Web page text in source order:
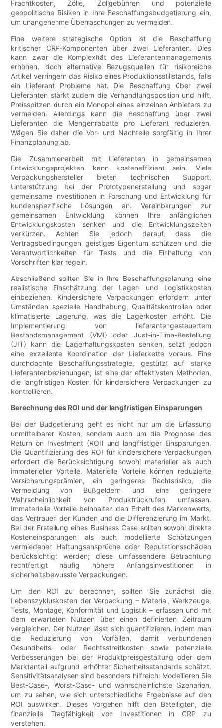
Frachtkosten, Zölle, Zollgebühren und potenzielle
geopolitische Risiken in Ihre Beschaffungsbudgetierung ein,
um unangenehme Überraschungen zu vermeiden.
Eine weitere strategische Option ist die Beschaffung
kritischer CRP-Komponenten über zwei Lieferanten. Dies
kann zwar die Komplexität des Lieferantenmanagements
erhöhen, doch alternative Bezugsquellen für risikoreiche
Artikel verringern das Risiko eines Produktionsstillstands, falls
ein Lieferant Probleme hat. Die Beschaffung über zwei
Lieferanten stärkt zudem die Verhandlungsposition und hilft,
Preisspitzen durch ein Monopol eines einzelnen Anbieters zu
vermeiden. Allerdings kann die Beschaffung über zwei
Lieferanten die Mengenrabatte pro Lieferant reduzieren.
Wägen Sie daher die Vor- und Nachteile sorgfältig in Ihrer
Finanzplanung ab.
Die Zusammenarbeit mit Lieferanten in gemeinsamen
Entwicklungsprojekten kann kosteneffizient sein. Viele
Verpackungshersteller bieten technischen Support,
Unterstützung bei der Prototypenerstellung und sogar
gemeinsame Investitionen in Forschung und Entwicklung für
kundenspezifische Lösungen an. Vereinbarungen zur
gemeinsamen Entwicklung können Ihre anfänglichen
Entwicklungskosten senken und die Entwicklungszeiten
verkürzen. Achten Sie jedoch darauf, dass die
Vertragsbedingungen geistiges Eigentum schützen und die
Verantwortlichkeiten für Tests und die Einhaltung von
Vorschriften klar regeln.
Abschließend sollten Sie in Ihre Beschaffungsplanung eine
realistische Einschätzung der Lager- und Logistikkosten
einbeziehen. Kindersichere Verpackungen erfordern unter
Umständen spezielle Handhabung, Qualitätskontrollen oder
klimatisierte Lagerung, was die Lagerkosten erhöht. Die
Implementierung von lieferantengesteuertem
Bestandsmanagement (VMI) oder Just-in-Time-Bestellung
(JIT) kann die Lagerhaltungskosten senken, setzt jedoch
eine exzellente Koordination der Lieferkette voraus. Eine
durchdachte Beschaffungsstrategie, gestützt auf starke
Lieferantenbeziehungen, ist eine der effektivsten Methoden,
die langfristigen Kosten für kindersichere Verpackungen zu
kontrollieren.
Berechnung des ROI und der langfristigen Einsparungen
Bei der Budgetierung geht es nicht nur um die Erfassung
unmittelbarer Kosten, sondern auch um die Prognose des
Return on Investment (ROI) und langfristiger Einsparungen.
Die Quantifizierung des ROI für kindersichere Verpackungen
erfordert die Berücksichtigung sowohl materieller als auch
immaterieller Vorteile. Materielle Vorteile können reduzierte
Versicherungsprämien, ein geringeres Rechtsrisiko, die
Vermeidung von Bußgeldern und eine geringere
Wahrscheinlichkeit von Produktrückrufen umfassen.
Immaterielle Vorteile beinhalten den Erhalt des Markenwerts,
das Vertrauen der Kunden und die Differenzierung im Markt.
Bei der Erstellung eines Business Case sollten sowohl direkte
Kosteneinsparungen als auch modellierte Schätzungen
vermiedener Haftungsansprüche oder Reputationsschäden
berücksichtigt werden; diese umfassendere Betrachtung
rechtfertigt häufig höhere Anfangsinvestitionen in
sicherheitsbewusste Verpackungen.
Um den ROI zu berechnen, sollten Sie zunächst die
Lebenszykluskosten der Verpackung – Material, Werkzeuge,
Tests, Montage, Konformität und Logistik – erfassen und mit
dem erwarteten Nutzen über einen definierten Zeitraum
vergleichen. Der Nutzen lässt sich quantifizieren, indem man
die Reduzierung von Vorfällen, damit verbundenen
Gesundheits- oder Rechtsstreitkosten sowie potenzielle
Verbesserungen bei der Produktpreisgestaltung oder dem
Marktanteil aufgrund erhöhter Sicherheitsstandards schätzt.
Sensitivitätsanalysen sind besonders hilfreich: Modellieren Sie
Best-Case-, Worst-Case- und wahrscheinlichste Szenarien,
um zu sehen, wie sich unterschiedliche Ergebnisse auf den
ROI auswirken. Dieses Vorgehen hilft den Beteiligten, die
finanzielle Tragfähigkeit von Investitionen in CRP zu
verstehen.